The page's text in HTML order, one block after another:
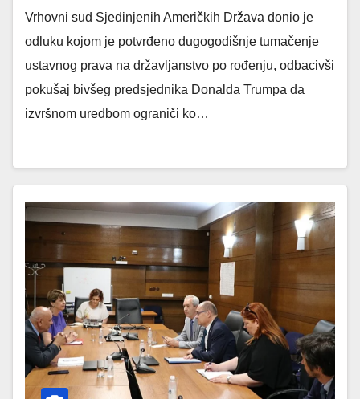
Vrhovni sud Sjedinjenih Američkih Država donio je
odluku kojom je potvrđeno dugogodišnje tumačenje
ustavnog prava na državljanstvo po rođenju, odbacivši
pokušaj bivšeg predsjednika Donalda Trumpa da
izvršnom uredbom ograniči ko…